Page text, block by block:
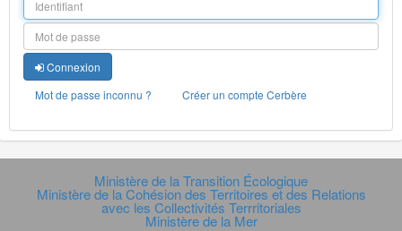
Connexion
Mot de passe inconnu ?
Créer un compte Cerbère
Ministère de la Transition Écologique
Ministère de la Cohésion des Territoires et des Relations
avec les Collectivités Terrritoriales
Ministère de la Mer